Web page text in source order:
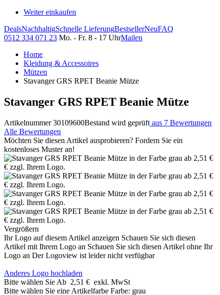
Weiter einkaufen
DealsNachhaltigSchnelle LieferungBestsellerNeuFAQ
0512 334 071 23 Mo. - Fr. 8 - 17 UhrMailen
Home
Kleidung & Accessoires
Mützen
Stavanger GRS RPET Beanie Mütze
Stavanger GRS RPET Beanie Mütze
Artikelnummer 30109600Bestand wird geprüft aus 7 Bewertungen
Alle Bewertungen
Möchten Sie diesen Artikel ausprobieren? Fordern Sie ein
kostenloses Muster an!
Vergrößern
Ihr Logo auf diesem Artikel anzeigen Schauen Sie sich diesen
Artikel mit Ihrem Logo an Schauen Sie sich diesen Artikel ohne Ihr
Logo an Der Logoview ist leider nicht verfügbar
Anderes Logo hochladen
Bitte wählen Sie Ab 2,51 € exkl. MwSt
Bitte wählen Sie eine Artikelfarbe Farbe: grau